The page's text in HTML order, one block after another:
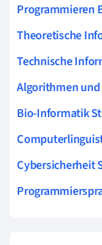
Programmieren
Theoretische
Technische
Algorithmen
Bio-Informatik
Cybersicherheit